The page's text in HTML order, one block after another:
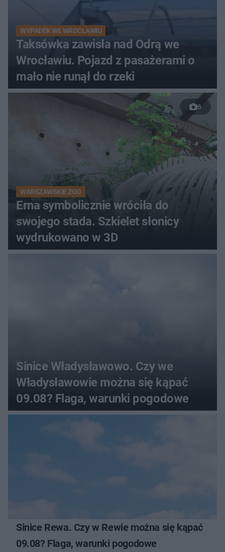
WYPADEK WE WROCŁAWIU
Taksówka zawisła nad Odrą we
Wrocławiu. Pojazd z pasażerami o
mało nie runął do rzeki
6
WARSZAWSKIE ZOO
Erna symbolicznie wróciła do
swojego stada. Szkielet słonicy
wydrukowano w 3D
Sinice Władysławowo. Czy we
Władysławowie można się kąpać
09.08? Flaga, warunki pogodowe
Sinice Rewa. Czy w Rewie można się kąpać
09.08? Flaga, warunki pogodowe